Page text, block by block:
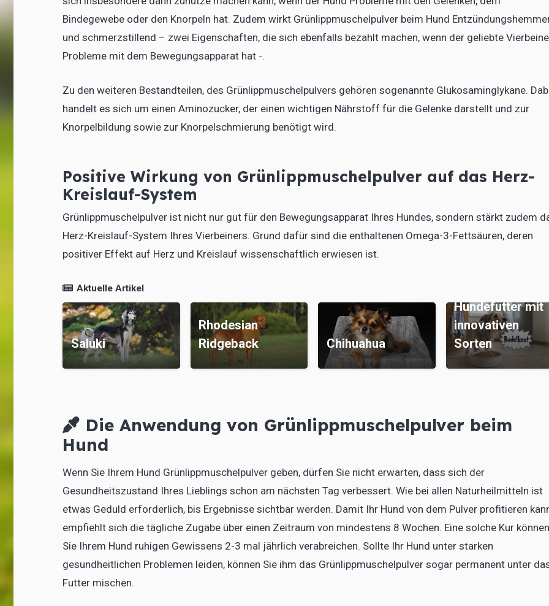
Bindegewebe oder den Knorpeln hat. Zudem wirkt Grünlippmuschelpulver beim Hund
und schmerzstillend – zwei Eigenschaften, die sich ebenfalls bezahlt machen, wenn der geliebte
Probleme mit dem Bewegungsapparat hat -.
Zu den weiteren Bestandteilen, des Grünlippmuschelpulvers gehören sogenannte Glukosaminglykane.
handelt es sich um einen Aminozucker, der einen wichtigen Nährstoff für die Gelenke darstellt und zur
Knorpelbildung sowie zur Knorpelschmierung benötigt wird.
Positive Wirkung von Grünlippmuschelpulver auf das Herz-
Kreislauf-System
Grünlippmuschelpulver ist nicht nur gut für den Bewegungsapparat Ihres Hundes, sondern stärkt zudem
Herz-Kreislauf-System Ihres Vierbeiners. Grund dafür sind die enthaltenen Omega-3-Fettsäuren, deren
positiver Effekt auf Herz und Kreislauf wissenschaftlich erwiesen ist.
Aktuelle Artikel
Saluki
Rhodesian
Ridgeback
Chihuahua
Hundefutter mit
innovativen
Sorten
Die Anwendung von Grünlippmuschelpulver beim
Hund
Wenn Sie Ihrem Hund Grünlippmuschelpulver geben, dürfen Sie nicht erwarten, dass sich der
Gesundheitszustand Ihres Lieblings schon am nächsten Tag verbessert. Wie bei allen Naturheilmitteln ist
etwas Geduld erforderlich, bis Ergebnisse sichtbar werden. Damit Ihr Hund von dem Pulver profitieren
empfiehlt sich die tägliche Zugabe über einen Zeitraum von mindestens 8 Wochen. Eine solche Kur können
Sie Ihrem Hund ruhigen Gewissens 2-3 mal jährlich verabreichen. Sollte Ihr Hund unter starken
gesundheitlichen Problemen leiden, können Sie ihm das Grünlippmuschelpulver sogar permanent unter
Futter mischen.